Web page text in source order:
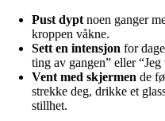
Pust dypt noen ganger
kroppen våkne.
Sett en intensjon for
ting av gangen” eller
Vent med skjermen de
strekke deg, drikke et
stillhet.